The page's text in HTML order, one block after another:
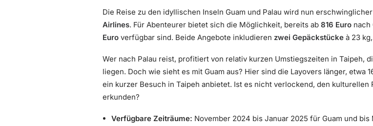
Die Reise zu den idyllischen Inseln Guam und Palau wird nun
Airlines. Für Abenteurer bietet sich die Möglichkeit, bereits ab 816 Euro nach
Euro verfügbar sind. Beide Angebote inkludieren zwei Gepäckstücke à 23
Wer nach Palau reist, profitiert von relativ kurzen Umstiegszeiten in Taipeh,
liegen. Doch wie sieht es mit Guam aus? Hier sind die Layovers länger, etwa
ein kurzer Besuch in Taipeh anbietet. Ist es nicht verlockend, den
erkunden?
Verfügbare Zeiträume: November 2024 bis Januar 2025 für Guam und bis